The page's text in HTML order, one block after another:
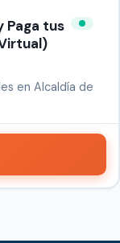
Paga tus
en Alcaldía de